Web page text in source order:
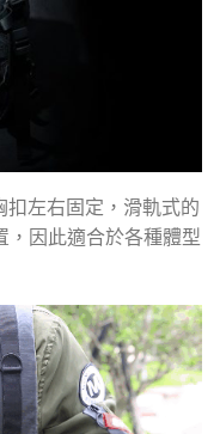
扣左右固定，滑軌式的
，因此適合於各種體型